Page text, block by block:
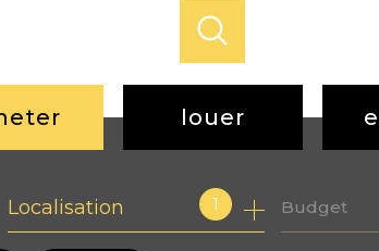
pro
louer
à l'année
1
Localisation Budget